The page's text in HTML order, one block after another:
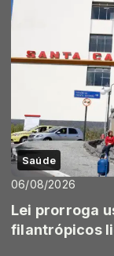
Saúde
06/08/2026
Lei prorroga
filantrópicos